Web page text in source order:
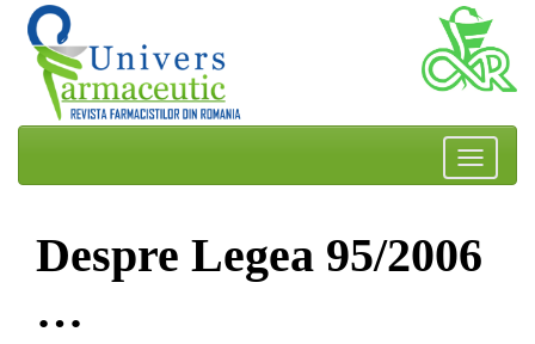
Despre Legea 95/2006
…